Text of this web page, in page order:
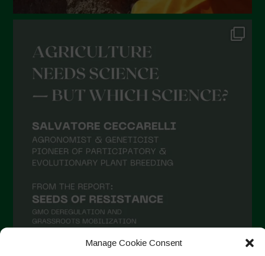
Manage Cookie Consent
Novembre 2021
Settembre 2021
Agosto 2021
Luglio 2021
Aprile 2021
Febbraio 2021
Gennaio 2021